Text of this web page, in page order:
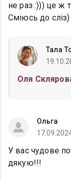
не раз :))) це ж
Сміюсь до сліз)
Тала
Оля
Ольга
У вас чудове
дякую!!!